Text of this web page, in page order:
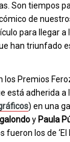
Son tiempos
de
para llegar a
han triunfado
los Premios
está adherida a
) en una
y Paula
los de ‘El